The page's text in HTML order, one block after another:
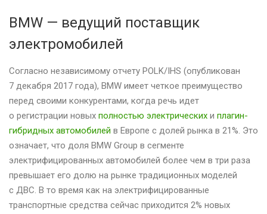
BMW — ведущий поставщик
электромобилей
Согласно независимому отчету POLK/IHS (опубликован
7 декабря 2017 года), BMW имеет четкое преимущество
перед своими конкурентами, когда речь идет
о регистрации новых полностью электрических и плагин-
гибридных автомобилей в Европе с долей рынка в 21%. Это
означает, что доля BMW Group в сегменте
электрифицированных автомобилей более чем в три раза
превышает его долю на рынке традиционных моделей
с ДВС. В то время как на электрифицированные
транспортные средства сейчас приходится 2% новых